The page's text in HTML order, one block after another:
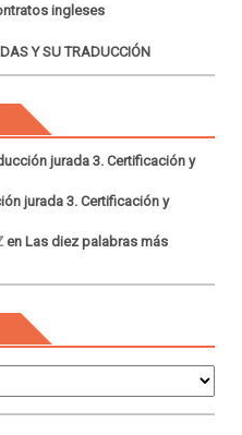
ingleses
Y SU TRADUCCIÓN
jurada 3. Certificación y
jurada 3. Certificación y
en Las diez palabras más